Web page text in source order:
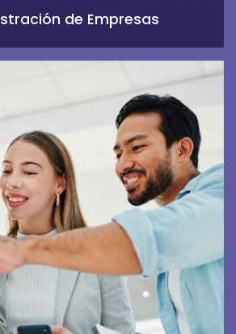
de Empresas